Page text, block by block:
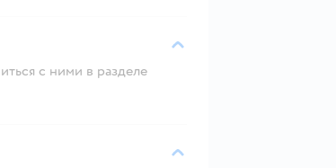
с ними в разделе